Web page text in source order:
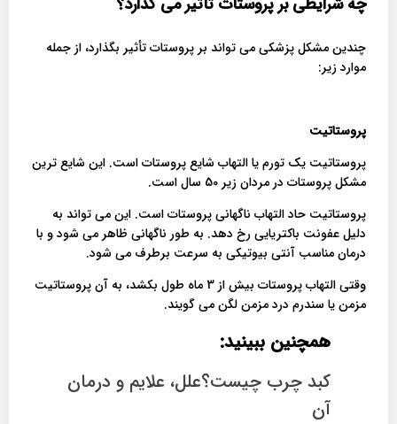
چندین مشکل پزشکی می تواند بر پروستات تأثیر بگذارد، از جمله
موارد زیر:
پروستاتیت
پروستاتیت یک تورم یا التهاب شایع پروستات است. این شایع ترین
مشکل پروستات در مردان زیر 50 سال است.
پروستاتیت حاد التهاب ناگهانی پروستات است. این می تواند به
دلیل عفونت باکتریایی رخ دهد. به طور ناگهانی ظاهر می شود و با
درمان مناسب آنتی بیوتیکی به سرعت برطرف می شود.
وقتی التهاب پروستات بیش از 3 ماه طول بکشد، به آن پروستاتیت
مزمن یا سندرم درد مزمن لگن می گویند.
همچنین ببینید:
کبد چرب چیست؟علل، علایم و درمان
آن